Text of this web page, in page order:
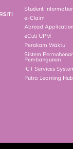
s
Student
e-Claim
Abroad
eCuti UPM
Perakam Waktu
Sistem
Pembangunan
ICT Services
Putra Learning